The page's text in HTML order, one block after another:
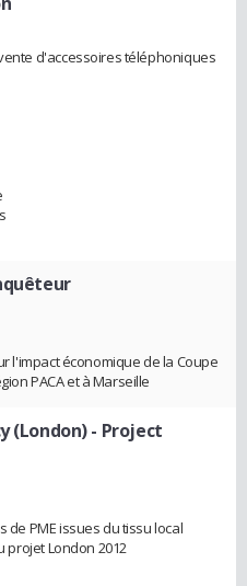
d'accessoires téléphoniques
l'impact économique de la Coupe
PACA et à Marseille
(London)- Project
PME issues du tissu local
London 2012